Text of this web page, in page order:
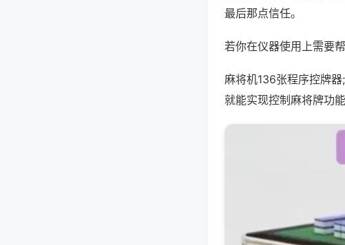
最后那点信任。
若你在仪器使用上需要
麻将机136张程序控牌
就能实现控制麻将牌功